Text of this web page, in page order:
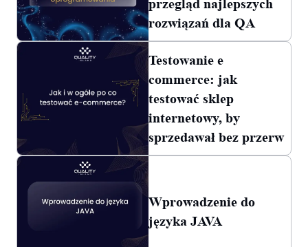
przegląd najlepszych
rozwiązań dla QA
Testowanie e
commerce: jak
testować sklep
internetowy, by
sprzedawał bez przerw
Wprowadzenie do
języka JAVA